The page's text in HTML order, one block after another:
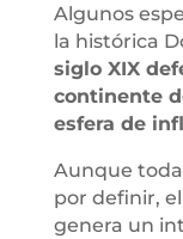
Algunos
la histórica
siglo XIX
continente
esfera de
Aunque
por definir,
genera un